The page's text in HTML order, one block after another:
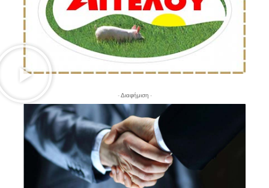
- Διαφήμιση -